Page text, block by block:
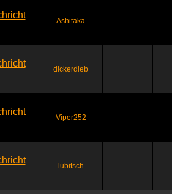
Ashitaka
dickerdieb
Viper252
lubitsch